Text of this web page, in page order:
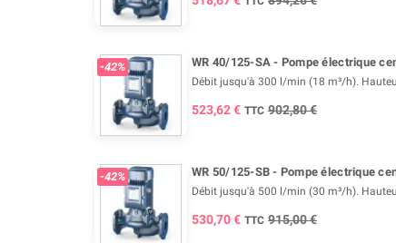
-42% WR 40/125-SA - Pompe électrique
Débit jusqu'à 300 l/min (18 m³/h).
523,62 € TTC 902,80 €
-42% WR 50/125-SB - Pompe électrique
Débit jusqu'à 500 l/min (30 m³/h).
530,70 € TTC 915,00 €